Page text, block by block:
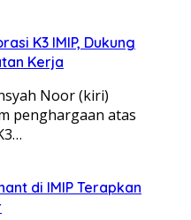
K3 IMIP, Dukung
Kerja
Noor (kiri)
penghargaan atas
di IMIP Terapkan